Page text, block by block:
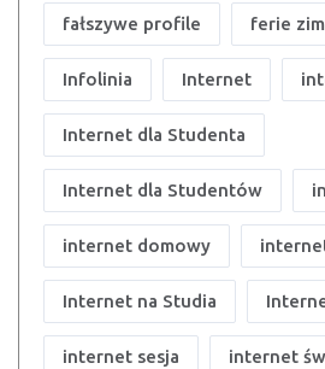
fałszywe profile ferie
Infolinia Internet
Internet dla Studenta
Internet dla Studentów
internet domowy
Internet na Studia
internet sesja internet